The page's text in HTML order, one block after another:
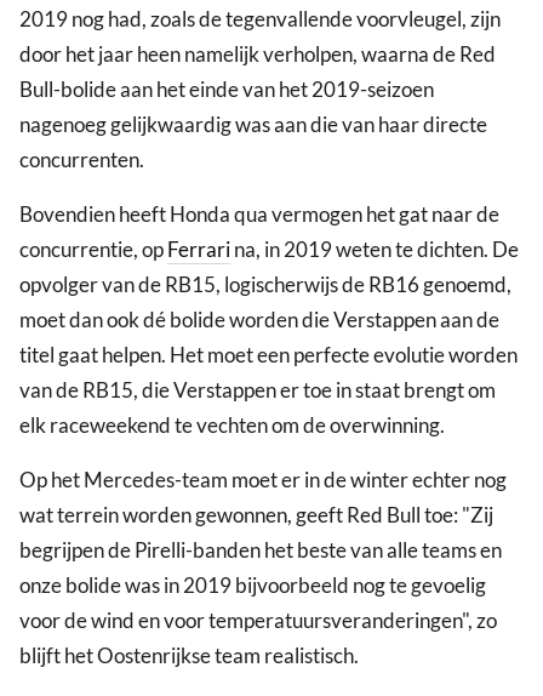
2019 nog had, zoals de tegenvallende voorvleugel, zijn
door het jaar heen namelijk verholpen, waarna de Red
Bull-bolide aan het einde van het 2019-seizoen
nagenoeg gelijkwaardig was aan die van haar directe
concurrenten.
Bovendien heeft Honda qua vermogen het gat naar de
concurrentie, opFerrarina, in 2019 weten te dichten. De
opvolger van de RB15, logischerwijs de RB16 genoemd,
moet dan ook dé bolide worden die Verstappen aan de
titel gaat helpen. Het moet een perfecte evolutie worden
van de RB15, die Verstappen er toe in staat brengt om
elk raceweekend te vechten om de overwinning.
Op het Mercedes-team moet er in de winter echter nog
wat terrein worden gewonnen, geeft Red Bull toe: "Zij
begrijpen de Pirelli-banden het beste van alle teams en
onze bolide was in 2019 bijvoorbeeld nog te gevoelig
voor de wind en voor temperatuursveranderingen", zo
blijft het Oostenrijkse team realistisch.